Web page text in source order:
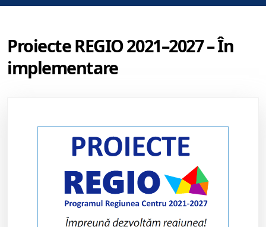
Proiecte REGIO 2021–2027 – În
implementare